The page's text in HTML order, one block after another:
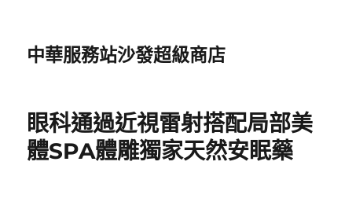
中華服務站沙發超級商店
眼科通過近視雷射搭配局部美
體SPA體雕獨家天然安眠藥